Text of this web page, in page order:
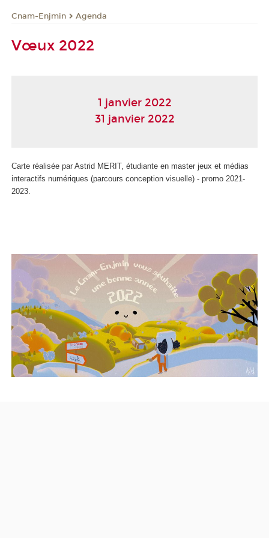
Cnam-Enjmin Agenda
Vœux 2022
1 janvier 2022
31 janvier 2022
Carte réalisée par Astrid MERIT, étudiante en master jeux et médias
interactifs numériques (parcours conception visuelle) - promo 2021-
2023.